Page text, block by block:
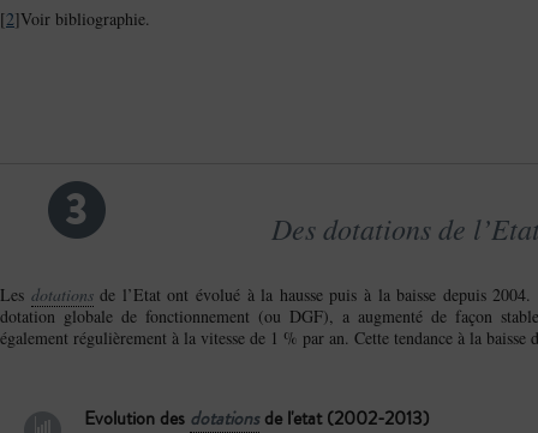
[2]Voir bibliographie.
3 Des dotations de
Les dotationsde l’Etat ont évolué à la hausse puis à la baisse depuis
dotation globale de fonctionnement (ou DGF), a augmenté de façon
également régulièrement à la vitesse de 1 % par an. Cette tendance à la baisse
Evolution des dotationsde l'etat (2002-2013)